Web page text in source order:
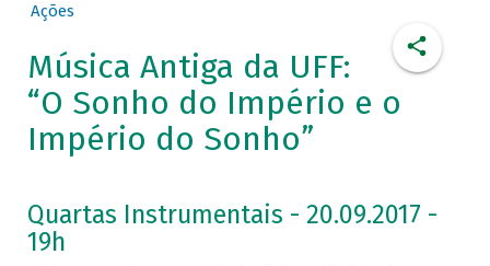
Ações
Música Antiga da UFF:
“O Sonho do Império e o
Império do Sonho”
Quartas Instrumentais - 20.09.2017 -
19h